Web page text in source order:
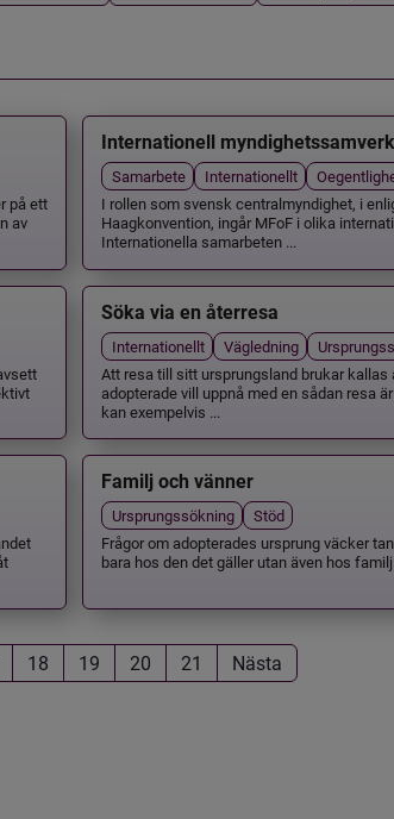
på ett
av
Internationell
Samarbete Internationellt
I rollen som svensk centralmyndighet, i
Haagkonvention, ingår MFoF i olika
Internationella samarbeten ...
Söka via en återresa
Internationellt Vägledning
Att resa till sitt ursprungsland brukar kallas
adopterade vill uppnå med en sådan resa
kan exempelvis ...
Familj och vänner
Ursprungssökning
Stöd
Frågor om adopterades ursprung väcker
bara hos den det gäller utan även hos
18 19 20 21 Nästa